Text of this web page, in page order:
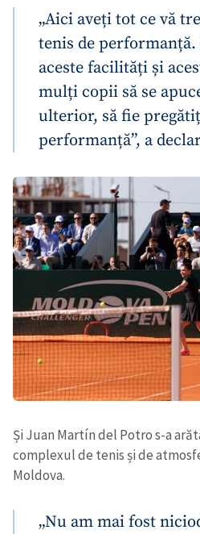
Trimite o informație
in English
„Aici aveți tot ce vă
tenis de performanță.
aceste facilități și
mulți copii să se
ulterior, să fie
performanță”, a
Și Juan Martín del Potro s-a
complexul de tenis și de
Moldova.
„Nu am mai fost